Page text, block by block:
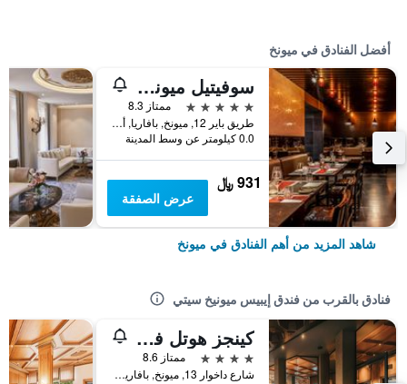
أفضل الفنادق في ميونخ
سوفيتيل ميونيخ بايربوست
5 نجوم
ممتاز 8.3
طريق باير 12, ميونخ, بافاريا, ألمانيا
0.0 كيلومتر عن وسط المدينة
931 ﷼
عرض الصفقة
شاهد المزيد من أهم الفنادق في ميونخ
فنادق بالقرب من فندق إيبيس ميونيخ سيتي
كينجز هوتل فيرست
4 نجوم
ممتاز 8.6
شارع داخوار 13, ميونخ, بافاريا, ألمانيا